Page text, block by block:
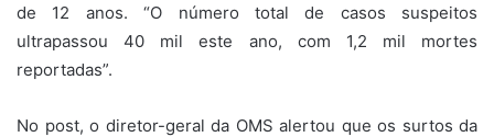
de 12 anos. “O número total de casos suspeitos
ultrapassou 40 mil este ano, com 1,2 mil mortes
reportadas”.
No post, o diretor-geral da OMS alertou que os surtos da